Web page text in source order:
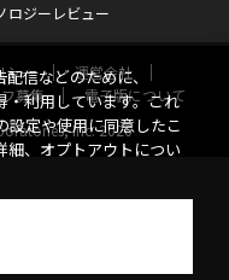
ロジーレビュー
シー
運営会社
募集
電子版について
Inc. 2026
信などのために、
・利用しています。これ
設定や使用に同意したこ
細、オプトアウトについ